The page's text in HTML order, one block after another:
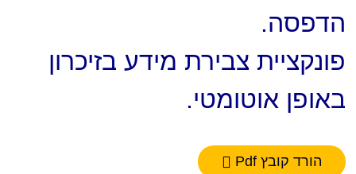
הדפסה.
פונקציית צבירת מידע בזיכרון
באופן אוטומטי.
הורד קובץ Pdf